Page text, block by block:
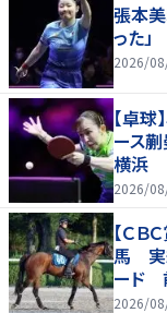
張本
った
2026/
【卓
ース
横浜
2026/
【ＣＢ
馬 実
ード
2026/